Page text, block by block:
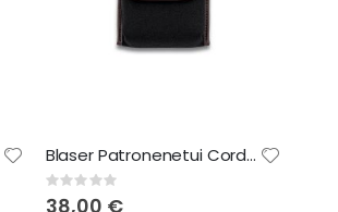
Blaser Patronenetui Cordura
Rating:
0%
38,00 €